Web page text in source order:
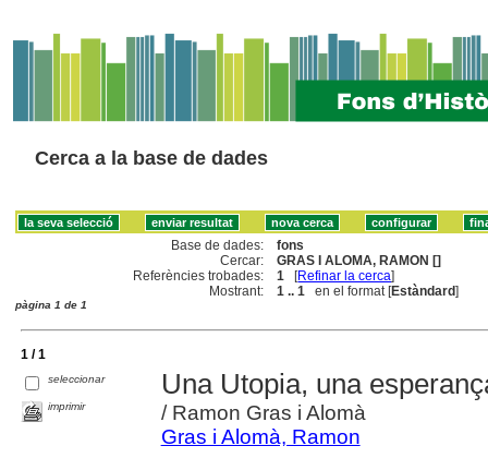
Cerca a la base de dades
Base de dades:
fons
Cercar:
GRAS I ALOMA, RAMON []
Referències trobades:
1 [Refinar la cerca]
Mostrant:
1 .. 1 en el format [Estàndard]
pàgina 1 de 1
1 / 1
seleccionar
imprimir
Una Utopia, una
/ Ramon Gras i Alomà
Gras i Alomà, Ramon